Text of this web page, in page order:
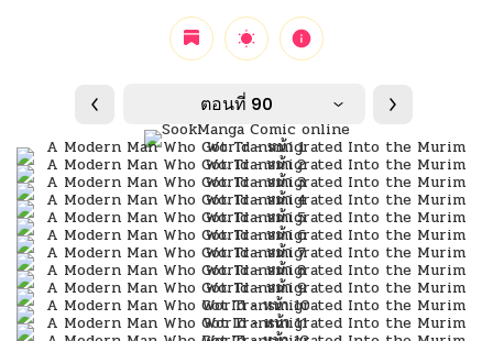
ตอนที่ 90